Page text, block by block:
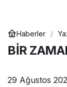
Haberler
BİR
29 Ağustos